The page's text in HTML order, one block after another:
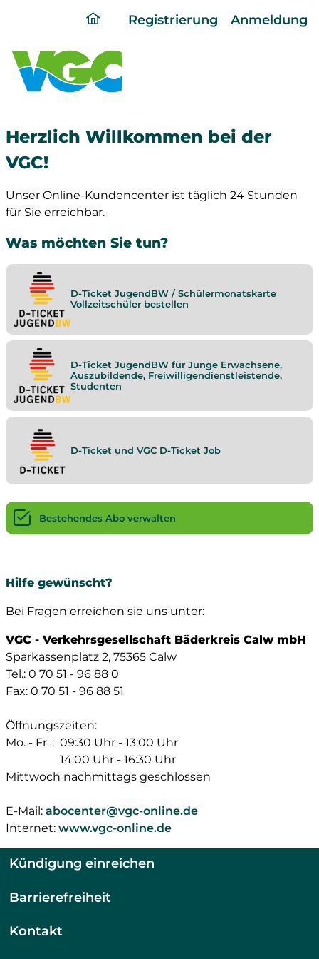
ding
page
Registrierung Anmeldung
Herzlich Willkommen bei der
VGC!
Unser Online-Kundencenter ist täglich 24 Stunden
für Sie erreichbar.
Was möchten Sie tun?
D-Ticket JugendBW / Schülermonatskarte
Vollzeitschüler bestellen
D-Ticket JugendBW für Junge Erwachsene,
Auszubildende, Freiwilligendienstleistende,
Studenten
D-Ticket und VGC D-Ticket Job
Bestehendes Abo verwalten
Hilfe gewünscht?
Bei Fragen erreichen sie uns unter:
VGC - Verkehrsgesellschaft Bäderkreis Calw mbH
Sparkassenplatz 2, 75365 Calw
Tel.: 0 70 51 - 96 88 0
Fax: 0 70 51 - 96 88 51
Öffnungszeiten:
Mo. - Fr. : 09:30 Uhr - 13:00 Uhr
14:00 Uhr - 16:30 Uhr
Mittwoch nachmittags geschlossen
E-Mail: abocenter@vgc-online.de
Internet: www.vgc-online.de
Kündigung einreichen
Barrierefreiheit
Kontakt